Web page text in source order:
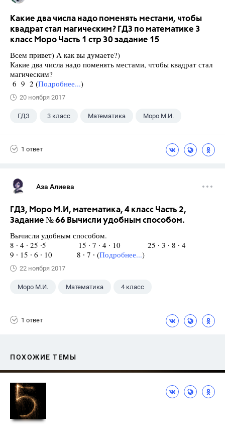
Какие два числа надо поменять местами, чтобы
квадрат стал магическим? ГДЗ по математике 3
класс Моро Часть 1 стр 30 задание 15
Всем привет) А как вы думаете?)
Какие два числа надо поменять местами, чтобы квадрат стал
магическим?
6 9 2 (Подробнее...)
20 ноября 2017
ГДЗ 3 класс Математика Моро М.И.
1 ответ
Аза Алиева
ГДЗ, Моро М.И, математика, 4 класс Часть 2,
Задание № 66 Вычисли удобным способом.
Вычисли удобным способом.
8 ∙ 4 ∙ 25 ∙5 15 ∙ 7 ∙ 4 ∙ 10 25 ∙ 3 ∙ 8 ∙ 4
9 ∙ 15 ∙ 6 ∙ 10 8 ∙ 7 ∙ (Подробнее...)
22 ноября 2017
Моро М.И. Математика 4 класс
1 ответ
ПОХОЖИЕ ТЕМЫ